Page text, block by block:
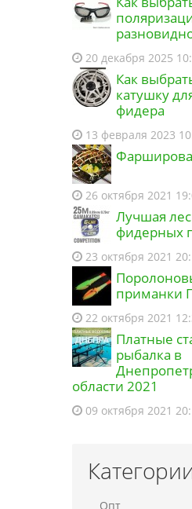
Покупатель
Вершинка для
25гр (9997200)
и еще 1
10:18 03.08.2026
Покупатель
Поводковый материал
TITANIUM титановый
1 товар
20:10 01.08.2026
Покупатель
Вершинка для
(9996626)
18:12 30.07.2026
Покупатель
Гачок Gurza Cat Fish K-
(9999173)
16:34 30.07.2026
Покупатель
Снасть на товстолоба
Глобус" набір 2 штуки
(9997198)и еще 1 товар
16:56 05.08.2026
20 декабря 2025
Как
катушку
фидера
13 февраля 2023
26 октября 2021
Лучшая
фидерных
23 октября 2021
приманки
22 октября 2021
Платные
рыбалка в
области 2021
09 октября 2021
Опт